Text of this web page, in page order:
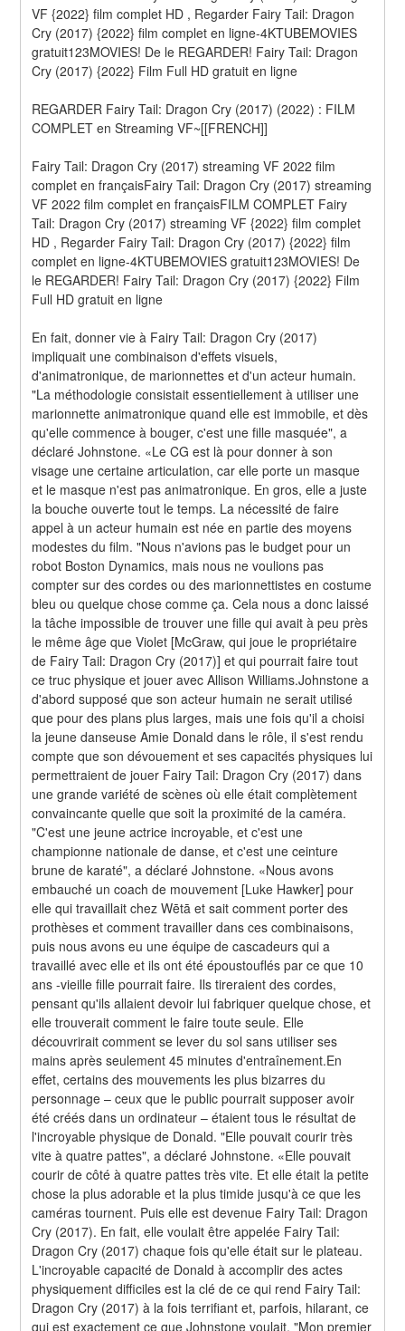
VF {2022} film complet HD , Regarder Fairy Tail: Dragon
Cry (2017) {2022} film complet en ligne-4KTUBEMOVIES
gratuit123MOVIES! De le REGARDER! Fairy Tail: Dragon
Cry (2017) {2022} Film Full HD gratuit en ligne
REGARDER Fairy Tail: Dragon Cry (2017) (2022) : FILM
COMPLET en Streaming VF~[[FRENCH]]
Fairy Tail: Dragon Cry (2017) streaming VF 2022 film
complet en françaisFairy Tail: Dragon Cry (2017) streaming
VF 2022 film complet en françaisFILM COMPLET Fairy
Tail: Dragon Cry (2017) streaming VF {2022} film complet
HD , Regarder Fairy Tail: Dragon Cry (2017) {2022} film
complet en ligne-4KTUBEMOVIES gratuit123MOVIES! De
le REGARDER! Fairy Tail: Dragon Cry (2017) {2022} Film
Full HD gratuit en ligne
En fait, donner vie à Fairy Tail: Dragon Cry (2017)
impliquait une combinaison d'effets visuels,
d'animatronique, de marionnettes et d'un acteur humain.
"La méthodologie consistait essentiellement à utiliser une
marionnette animatronique quand elle est immobile, et dès
qu'elle commence à bouger, c'est une fille masquée", a
déclaré Johnstone. «Le CG est là pour donner à son
visage une certaine articulation, car elle porte un masque
et le masque n'est pas animatronique. En gros, elle a juste
la bouche ouverte tout le temps. La nécessité de faire
appel à un acteur humain est née en partie des moyens
modestes du film. "Nous n'avions pas le budget pour un
robot Boston Dynamics, mais nous ne voulions pas
compter sur des cordes ou des marionnettistes en costume
bleu ou quelque chose comme ça. Cela nous a donc laissé
la tâche impossible de trouver une fille qui avait à peu près
le même âge que Violet [McGraw, qui joue le propriétaire
de Fairy Tail: Dragon Cry (2017)] et qui pourrait faire tout
ce truc physique et jouer avec Allison Williams.Johnstone a
d'abord supposé que son acteur humain ne serait utilisé
que pour des plans plus larges, mais une fois qu'il a choisi
la jeune danseuse Amie Donald dans le rôle, il s'est rendu
compte que son dévouement et ses capacités physiques lui
permettraient de jouer Fairy Tail: Dragon Cry (2017) dans
une grande variété de scènes où elle était complètement
convaincante quelle que soit la proximité de la caméra.
"C'est une jeune actrice incroyable, et c'est une
championne nationale de danse, et c'est une ceinture
brune de karaté", a déclaré Johnstone. «Nous avons
embauché un coach de mouvement [Luke Hawker] pour
elle qui travaillait chez Wētā et sait comment porter des
prothèses et comment travailler dans ces combinaisons,
puis nous avons eu une équipe de cascadeurs qui a
travaillé avec elle et ils ont été époustouflés par ce que 10
ans -vieille fille pourrait faire. Ils tireraient des cordes,
pensant qu'ils allaient devoir lui fabriquer quelque chose, et
elle trouverait comment le faire toute seule. Elle
découvrirait comment se lever du sol sans utiliser ses
mains après seulement 45 minutes d'entraînement.En
effet, certains des mouvements les plus bizarres du
personnage – ceux que le public pourrait supposer avoir
été créés dans un ordinateur – étaient tous le résultat de
l'incroyable physique de Donald. "Elle pouvait courir très
vite à quatre pattes", a déclaré Johnstone. «Elle pouvait
courir de côté à quatre pattes très vite. Et elle était la petite
chose la plus adorable et la plus timide jusqu'à ce que les
caméras tournent. Puis elle est devenue Fairy Tail: Dragon
Cry (2017). En fait, elle voulait être appelée Fairy Tail:
Dragon Cry (2017) chaque fois qu'elle était sur le plateau.
L'incroyable capacité de Donald à accomplir des actes
physiquement difficiles est la clé de ce qui rend Fairy Tail:
Dragon Cry (2017) à la fois terrifiant et, parfois, hilarant, ce
qui est exactement ce que Johnstone voulait. "Mon premier